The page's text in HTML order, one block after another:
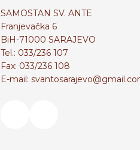
SAMOSTAN SV. ANTE
Franjevačka 6
BiH-71000 SARAJEVO
Tel.: 033/236 107
Fax: 033/236 108
E-mail: